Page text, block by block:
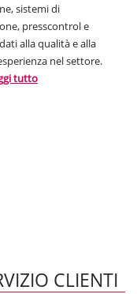
sistemi di
presscontrol e
alla qualità e alla
nel settore.
tutto
CLIENTI